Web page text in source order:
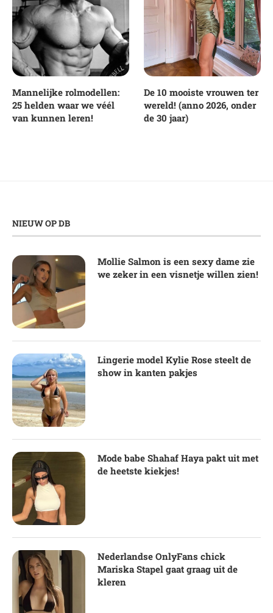
Mannelijke rolmodellen:
25 helden waar we véél
van kunnen leren!
De 10 mooiste vrouwen ter
wereld! (anno 2026, onder
de 30 jaar)
NIEUW OP DB
Mollie Salmon is een sexy dame zie
we zeker in een visnetje willen zien!
Lingerie model Kylie Rose steelt de
show in kanten pakjes
Mode babe Shahaf Haya pakt uit met
de heetste kiekjes!
Nederlandse OnlyFans chick
Mariska Stapel gaat graag uit de
kleren